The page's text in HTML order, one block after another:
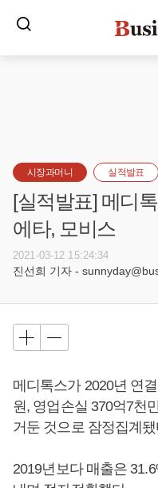
시장과머니 실적발표
[실적발표] 메디
에타, 모비스
2021-03-12 15:24:34
진선희 기자 -
메디톡스가 2020년 연
원, 영업손실 370억7천
거둔 것으로 잠정집계
2019년보다 매출은